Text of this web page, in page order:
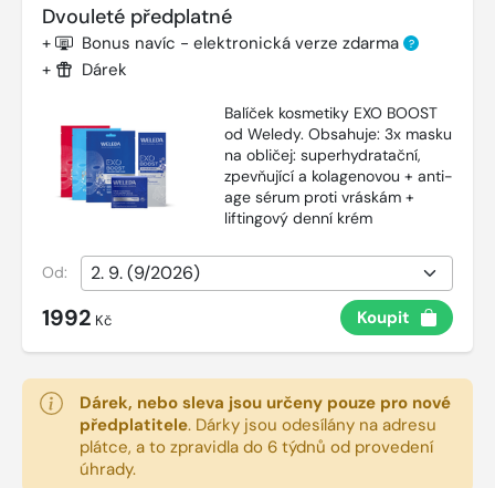
Dvouleté předplatné
+ Bonus navíc - elektronická verze zdarma ?
+ Dárek
Balíček kosmetiky EXO BOOST
od Weledy. Obsahuje: 3x masku
na obličej: superhydratační,
zpevňující a kolagenovou + anti-
age sérum proti vráskám +
liftingový denní krém
Od:
1992 Kč Koupit
Dárek, nebo sleva jsou určeny pouze pro nové
předplatitele. Dárky jsou odesílány na adresu
plátce, a to zpravidla do 6 týdnů od provedení
úhrady.